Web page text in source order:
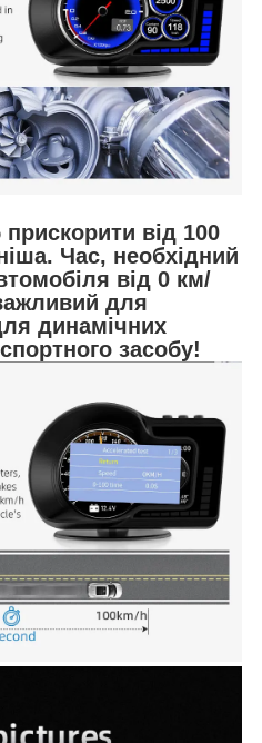
від 100
Час, необхідний
від 0 км/
для
динамічних
засобу!